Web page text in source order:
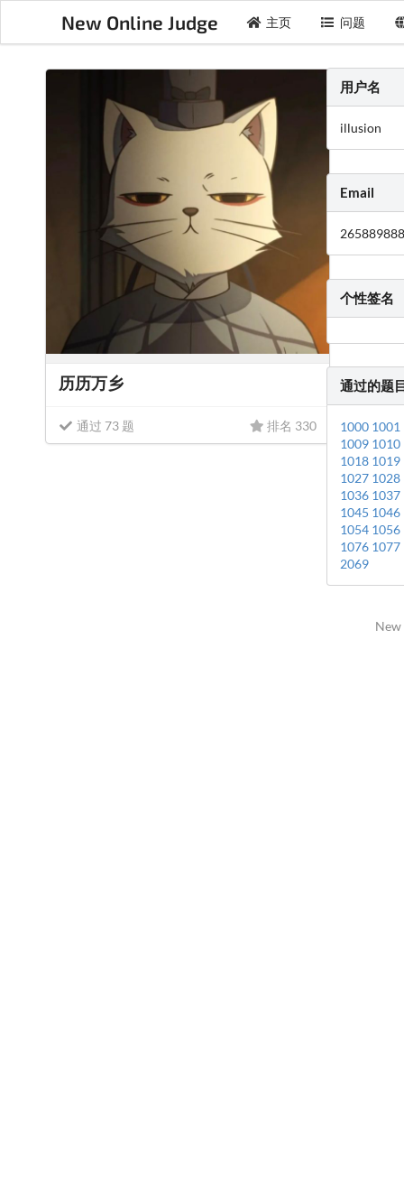
New Online Judge 主页 问题
历历万乡
通过 73 题 排名 330
用户名
illusion
Email
个性签名
通过的题
1000 1001
1009 1010
1018 1019
1027 1028
1036 1037
1045 1046
1054 1056
1076 1077
2069